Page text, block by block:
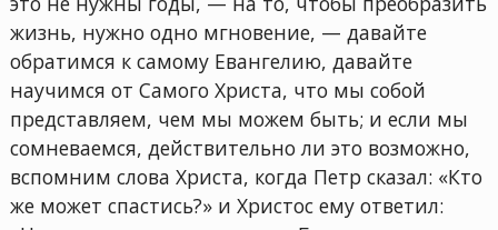
жизнь, нужно одно мгновение, — давайте
обратимся к самому Евангелию, давайте
научимся от Самого Христа, что мы собой
представляем, чем мы можем быть; и если мы
сомневаемся, действительно ли это возможно,
вспомним слова Христа, когда Петр сказал: «Кто
же может спастись?» и Христос ему ответил: